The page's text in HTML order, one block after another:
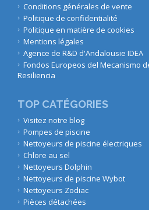
Conditions générales de vente
Politique de confidentialité
Politique en matière de cookies
Mentions légales
Agence de R&D d'Andalousie IDEA
Fondos Europeos del Mecanismo
Resiliencia
TOP CATÉGORIES
Visitez notre blog
Pompes de piscine
Nettoyeurs de piscine électriques
Chlore au sel
Nettoyeurs Dolphin
Nettoyeurs de piscine Wybot
Nettoyeurs Zodiac
Pièces détachées